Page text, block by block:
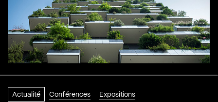
Actualité Conférences Expositions